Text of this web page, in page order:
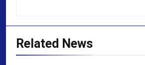
Related News